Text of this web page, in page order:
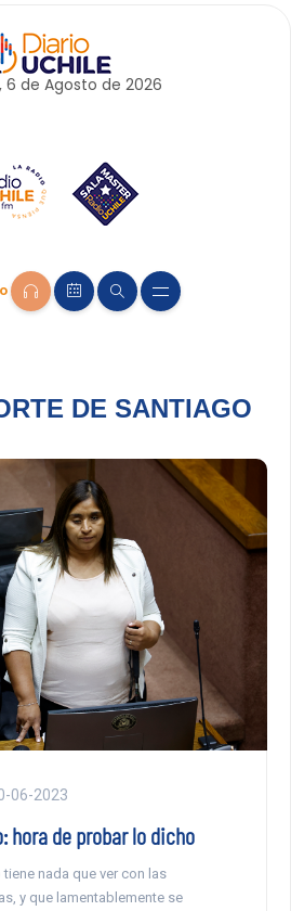
6 de Agosto de 2026
DE SANTIAGO
06-2023
hora de probar lo dicho
nada que ver con las
y que lamentablemente se